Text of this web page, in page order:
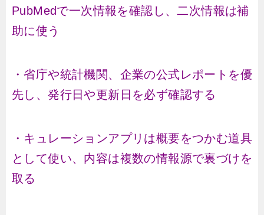
PubMedで一次情報を確認し、二次情報は補
助に使う
・省庁や統計機関、企業の公式レポートを優
先し、発行日や更新日を必ず確認する
・キュレーションアプリは概要をつかむ道具
として使い、内容は複数の情報源で裏づけを
取る